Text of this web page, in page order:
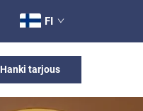
FI
Hanki tarjous